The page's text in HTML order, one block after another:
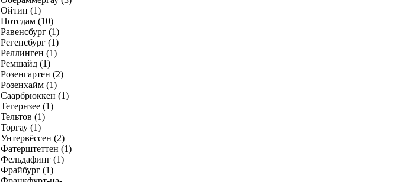
Ойтин (1)
Потсдам (10)
Равенсбург (1)
Регенсбург (1)
Реллинген (1)
Ремшайд (1)
Розенгартен (2)
Розенхайм (1)
Саарбрюккен (1)
Тегернзее (1)
Тельтов (1)
Торгау (1)
Унтервёссен (2)
Фатерштеттен (1)
Фельдафинг (1)
Фрайбург (1)